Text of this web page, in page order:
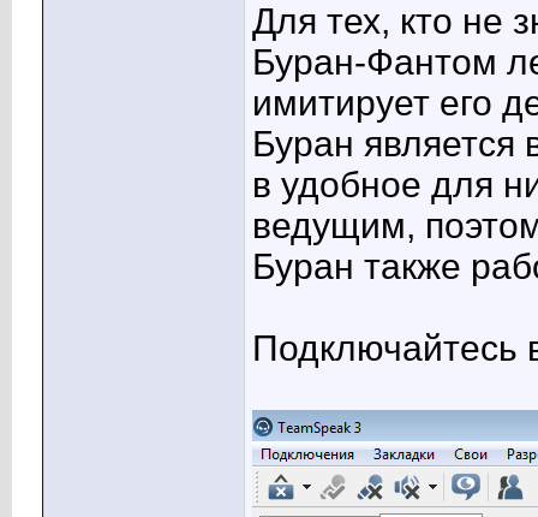
Для тех, кто не
Буран-Фантом
имитирует его
Буран является
в удобное для
ведущим,
Буран также
Подключайтесь